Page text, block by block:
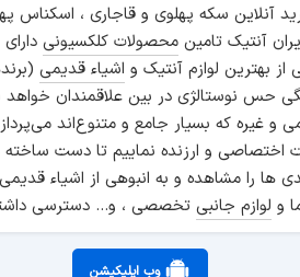
آنلاین سکه پهلوی و قاجاری ، اسکناس
آنتیک تامین محصولات کلکسیونی
بهترین لوازم آنتیک و اشیاء قدیمی
حس نوستالژی در بین علاقمندان
و غیره که بسیار جامع و متنوع‌اند
اختصاصی و ارزنده نماییم تا دست ساخته
ها را مشاهده و به انبوهی از اشیاء
و لوازم جانبی تخصصی ، و... دسترسی
وب اپلیکیشن